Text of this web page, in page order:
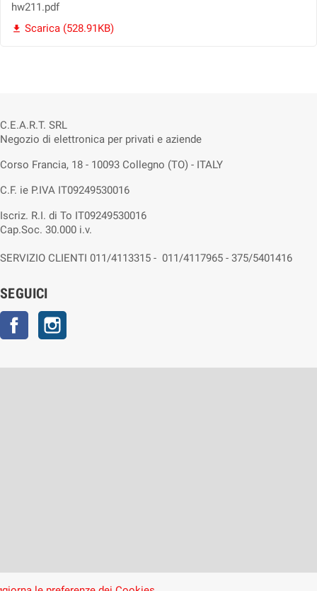
hw211.pdf
 Scarica (528.91KB)
C.E.A.R.T. SRL
Negozio di elettronica per privati e aziende
Corso Francia, 18 - 10093 Collegno (TO) - ITALY
C.F. ie P.IVA IT09249530016
Iscriz. R.I. di To IT09249530016
Cap.Soc. 30.000 i.v.
SERVIZIO CLIENTI 011/4113315 - 011/4117965 - 375/5401416
SEGUICI
Facebook